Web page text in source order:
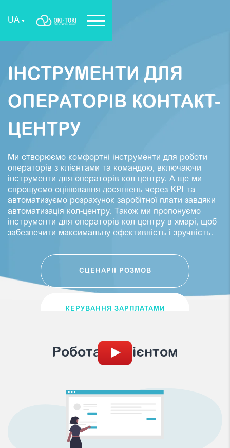
UA
ІНСТРУМЕНТИ ДЛЯ
ОПЕРАТОРІВ КОНТАКТ-
ЦЕНТРУ
Ми створюємо комфортні інструменти для роботи
операторів з клієнтами та командою, включаючи
інструменти для операторів кол центру. А ще ми
спрощуємо оцінювання досягнень через KPI та
автоматизуємо розрахунок заробітної плати завдяки
автоматизація кол-центру. Також ми пропонуємо
інструменти для операторів кол центру в хмарі, щоб
забезпечити максимальну ефективність і зручність.
СЦЕНАРІЇ РОЗМОВ
КЕРУВАННЯ ЗАРПЛАТАМИ
Робота з клієнтом